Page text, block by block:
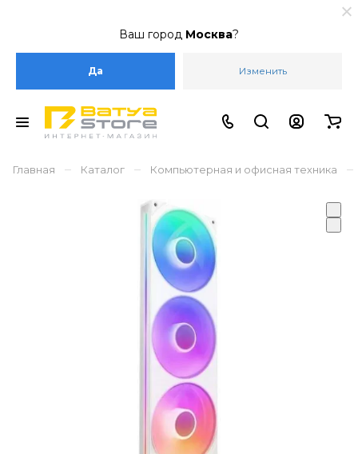
Ваш город Москва?
Да Изменить
Главная – Каталог – Компьютерная и офисная техника –